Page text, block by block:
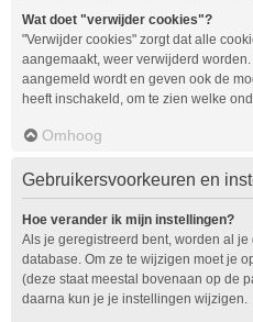
Wat doet "verwijder cookies"?
"Verwijder cookies" zorgt dat alle
aangemaakt, weer verwijderd
aangemeld wordt en geven ook de
heeft inschakeld, om te zien welke
Omhoog
Gebruikersvoorkeuren en
Hoe verander ik mijn instellingen?
Als je geregistreerd bent, worden al
database. Om ze te wijzigen moet je
(deze staat meestal bovenaan op de
daarna kun je je instellingen wijzigen.